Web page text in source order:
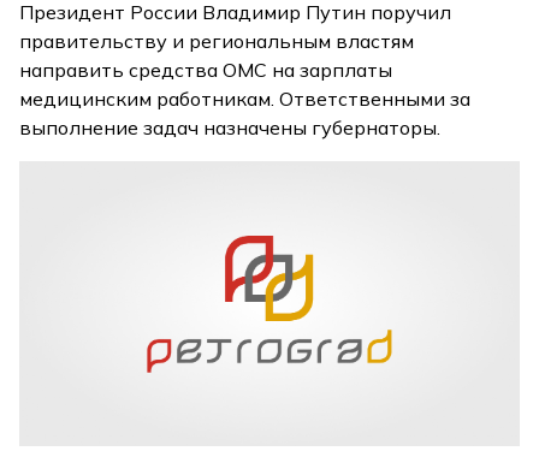
Президент России Владимир Путин поручил
правительству и региональным властям
направить средства ОМС на зарплаты
медицинским работникам. Ответственными за
выполнение задач назначены губернаторы.